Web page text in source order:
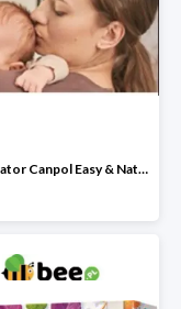
Kup laktator Canpol Easy & Natural a nianię elektroniczną otrzymasz GRATIS!